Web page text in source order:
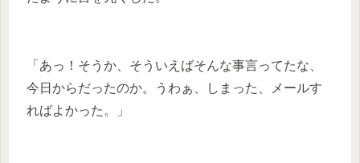
「あっ！そうか、そういえばそんな事言ってたな、
今日からだったのか。うわぁ、しまった、メールす
ればよかった。」